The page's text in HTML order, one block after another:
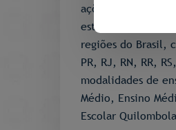
ações que
estudantes da
regiões do Brasil,
PR, RJ, RN, RR,
modalidades de
Médio, Ensino
Escolar